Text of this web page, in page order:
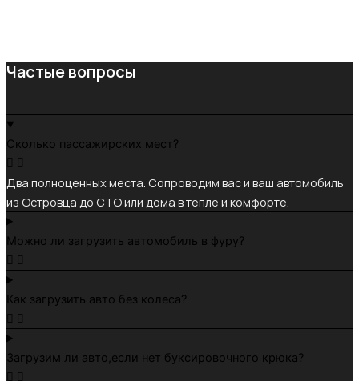
Частые вопросы
Сколько пассажирских мест?
Два полноценных места. Сопроводим вас и ваш автомобиль
из Островца до СТО или дома в тепле и комфорте.
Можно ли загрузить автомобиль в фуру?
Как загрузить авто без колеса?
Загрузим ли авто,если нет буксировочного крюка?